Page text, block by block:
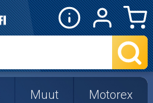
Muut Motorex